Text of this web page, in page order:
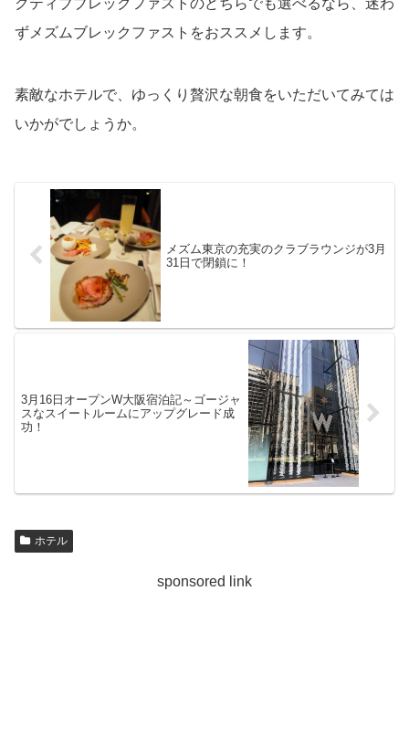
ずメズムブレックファストをおススメします。
素敵なホテルで、ゆっくり贅沢な朝食をいただいてみては
いかがでしょうか。
メズム東京の充実のクラブラウンジが3月
31日で閉鎖に！
3月16日オープンW大阪宿泊記～ゴージャ
スなスイートルームにアップグレード成
功！
ホテル
sponsored link